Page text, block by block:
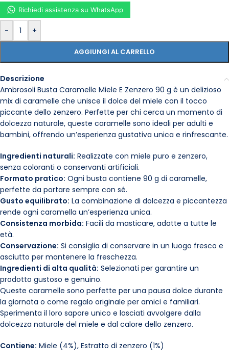
- +
AGGIUNGI AL CARRELLO
Richiedi assistenza su WhatsApp
Descrizione
Ambrosoli Busta Caramelle Miele E Zenzero 90 g è un delizioso
mix di caramelle che unisce il dolce del miele con il tocco
piccante dello zenzero. Perfette per chi cerca un momento di
dolcezza naturale, queste caramelle sono ideali per adulti e
bambini, offrendo un’esperienza gustativa unica e rinfrescante.
Ingredienti naturali: Realizzate con miele puro e zenzero,
senza coloranti o conservanti artificiali.
Formato pratico: Ogni busta contiene 90 g di caramelle,
perfette da portare sempre con sé.
Gusto equilibrato: La combinazione di dolcezza e piccantezza
rende ogni caramella un’esperienza unica.
Consistenza morbida: Facili da masticare, adatte a tutte le
età.
Conservazione: Si consiglia di conservare in un luogo fresco e
asciutto per mantenere la freschezza.
Ingredienti di alta qualità: Selezionati per garantire un
prodotto gustoso e genuino.
Queste caramelle sono perfette per una pausa dolce durante
la giornata o come regalo originale per amici e familiari.
Sperimenta il loro sapore unico e lasciati avvolgere dalla
dolcezza naturale del miele e dal calore dello zenzero.
Contiene: Miele (4%), Estratto di zenzero (1%)